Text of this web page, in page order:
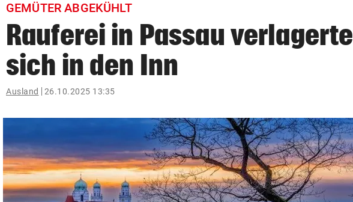
bookmark
search
Suchbegriff
eingeben
© Krone Multimedia GmbH & Co KG 2026
Muthgasse 2, 1190 Wien
GEMÜTER ABGEKÜHLT
Rauferei in Passau verlagerte
sich in den Inn
Ausland 26.10.2025 13:35